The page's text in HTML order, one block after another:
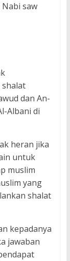
Nabi saw
dan An-
Albani di
heran jika
untuk
muslim
yang
shalat
kepadanya
jawaban